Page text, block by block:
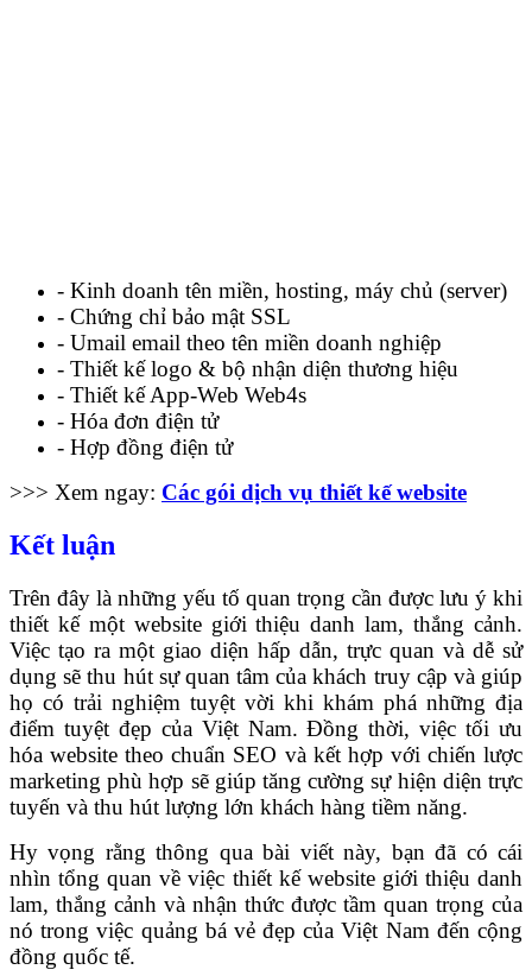
- Kinh doanh tên miền, hosting, máy chủ (server)
- Chứng chỉ bảo mật SSL
- Umail email theo tên miền doanh nghiệp
- Thiết kế logo & bộ nhận diện thương hiệu
- Thiết kế App-Web Web4s
- Hóa đơn điện tử
- Hợp đồng điện tử
>>> Xem ngay: Các gói dịch vụ thiết kế website
Kết luận
Trên đây là những yếu tố quan trọng cần được lưu ý khi
thiết kế một website giới thiệu danh lam, thắng cảnh.
Việc tạo ra một giao diện hấp dẫn, trực quan và dễ sử
dụng sẽ thu hút sự quan tâm của khách truy cập và giúp
họ có trải nghiệm tuyệt vời khi khám phá những địa
điểm tuyệt đẹp của Việt Nam. Đồng thời, việc tối ưu
hóa website theo chuẩn SEO và kết hợp với chiến lược
marketing phù hợp sẽ giúp tăng cường sự hiện diện trực
tuyến và thu hút lượng lớn khách hàng tiềm năng.
Hy vọng rằng thông qua bài viết này, bạn đã có cái
nhìn tổng quan về việc thiết kế website giới thiệu danh
lam, thắng cảnh và nhận thức được tầm quan trọng của
nó trong việc quảng bá vẻ đẹp của Việt Nam đến cộng
đồng quốc tế.